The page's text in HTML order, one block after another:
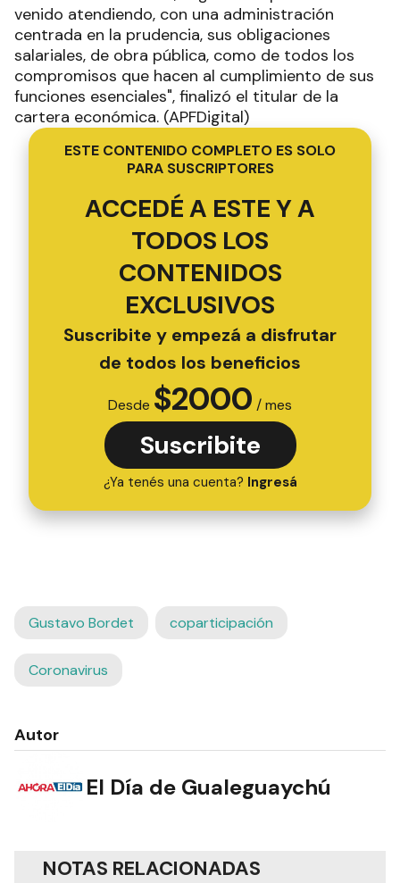
venido atendiendo, con una administración
centrada en la prudencia, sus obligaciones
salariales, de obra pública, como de todos los
compromisos que hacen al cumplimiento de sus
funciones esenciales", finalizó el titular de la
cartera económica. (APFDigital)
ESTE CONTENIDO COMPLETO ES SOLO
PARA SUSCRIPTORES
ACCEDÉ A ESTE Y A
TODOS LOS
CONTENIDOS
EXCLUSIVOS
Suscribite y empezá a disfrutar
de todos los beneficios
Desde $2000 / mes
Suscribite
¿Ya tenés una cuenta? Ingresá
Gustavo Bordet coparticipación
Coronavirus
Autor
El Día de Gualeguaychú
NOTAS RELACIONADAS